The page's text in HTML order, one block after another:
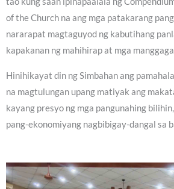
of the Church na ang mga patakarang
nararapat magtaguyod ng kabutihang
kapakanan ng mahihirap at mga
Hinihikayat din ng Simbahan ang
na magtulungan upang matiyak ang
kayang presyo ng mga pangunahing
pang-ekonomiyang nagbibigay-dangal sa